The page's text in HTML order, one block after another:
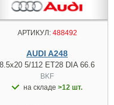
АРТИКУЛ:488492
AUDI A248
8.5x20 5/112 ET28 DIA 66.6
BKF
на складе >12 шт.